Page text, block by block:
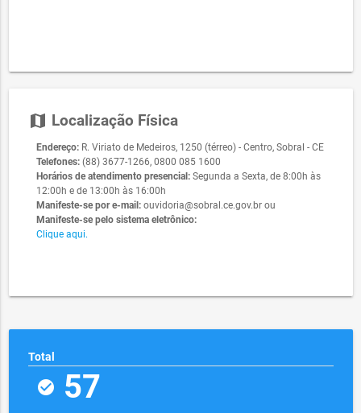
map Localização Física
Endereço: R. Viriato de Medeiros, 1250 (térreo) - Centro, Sobral - CE
Telefones: (88) 3677-1266, 0800 085 1600
Horários de atendimento presencial: Segunda a Sexta, de 8:00h às
12:00h e de 13:00h às 16:00h
Manifeste-se por e-mail: ouvidoria@sobral.ce.gov.br ou
Manifeste-se pelo sistema eletrônico:
Clique aqui.
Total
check_circle 57